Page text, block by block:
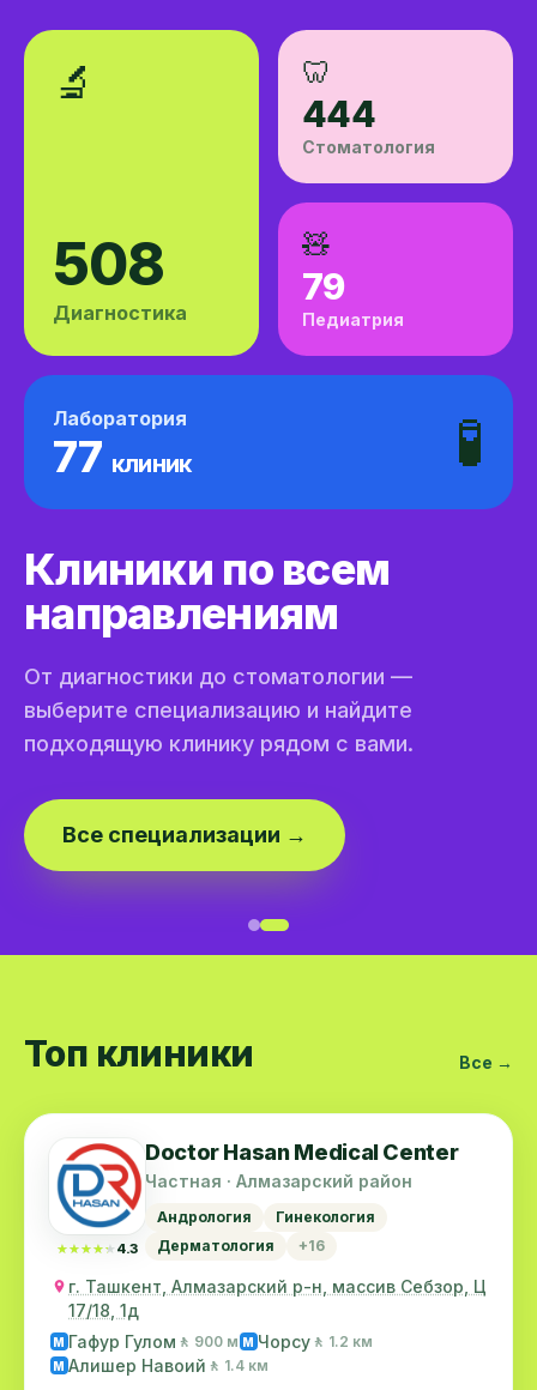
🔬
508
Диагностика
🦷
444
Стоматология
🧸
79
Педиатрия
Лаборатория
77 клиник 🧪
Клиники по всем
направлениям
От диагностики до стоматологии —
выберите специализацию и найдите
подходящую клинику рядом с вами.
Все специализации →
Топ клиники Все →
★★★★★
★★★★★ 4.3
Doctor Hasan Medical Center
Частная · Алмазарский район
Андрология
Гинекология
Дерматология
+16
г. Ташкент, Алмазарский р-н, массив Себзор, Ц
17/18, 1д
M Гафур Гулом 🚶 900 м M Чорсу 🚶 1.2 км
M Алишер Навоий 🚶 1.4 км